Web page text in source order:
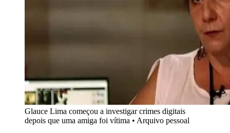
Glauce Lima começou a investigar crimes digitais
depois que uma amiga foi vítima • Arquivo pessoal